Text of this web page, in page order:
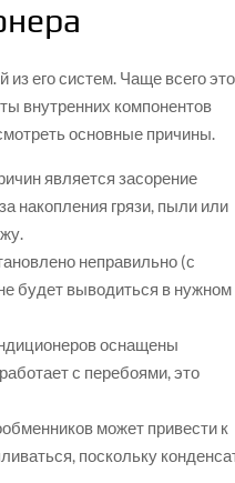
его систем. Чаще всего это
внутренних компонентов
основные причины.
является засорение
накопления грязи, пыли или
неправильно (с
будет выводиться в нужном
оснащены
с перебоями, это
может привести к
поскольку